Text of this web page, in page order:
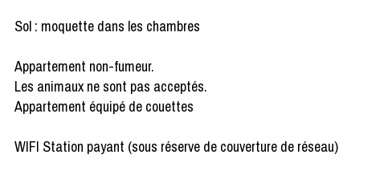
Sol : moquette dans les chambres
Appartement non-fumeur.
Les animaux ne sont pas acceptés.
Appartement équipé de couettes
WIFI Station payant (sous réserve de couverture de réseau)